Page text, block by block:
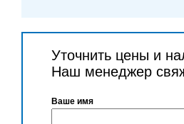
Уточнить цены и
Наш менеджер
Ваше имя